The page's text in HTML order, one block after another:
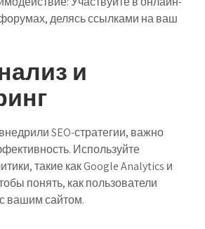
делясь ссылками на ваш
и
SEO-стратегии, важно
Используйте
такие как Google Analytics и
понять, как пользователи
вашим сайтом.